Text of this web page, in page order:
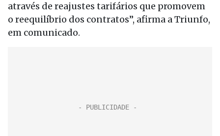
através de reajustes tarifários que promovem
o reequilíbrio dos contratos”, afirma a Triunfo,
em comunicado.